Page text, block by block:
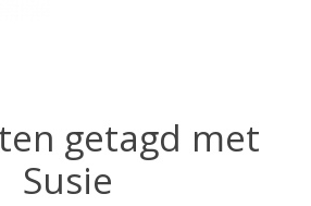
getagd met
Susie